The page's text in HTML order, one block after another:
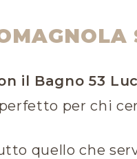
il Bagno 53
per chi
quello che